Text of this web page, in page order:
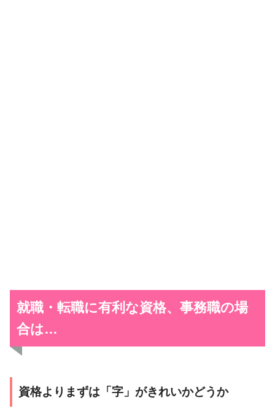
就職・転職に有利な資格、事務職の場
合は…
資格よりまずは「字」がきれいかどうか